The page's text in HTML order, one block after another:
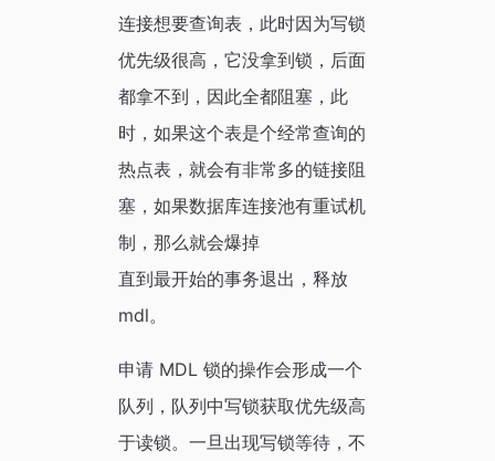
连接想要查询表，此时因为写锁
优先级很高，它没拿到锁，后面
都拿不到，因此全都阻塞，此
时，如果这个表是个经常查询的
热点表，就会有非常多的链接阻
塞，如果数据库连接池有重试机
制，那么就会爆掉
直到最开始的事务退出，释放
mdl。
申请 MDL 锁的操作会形成一个
队列，队列中写锁获取优先级高
于读锁。一旦出现写锁等待，不